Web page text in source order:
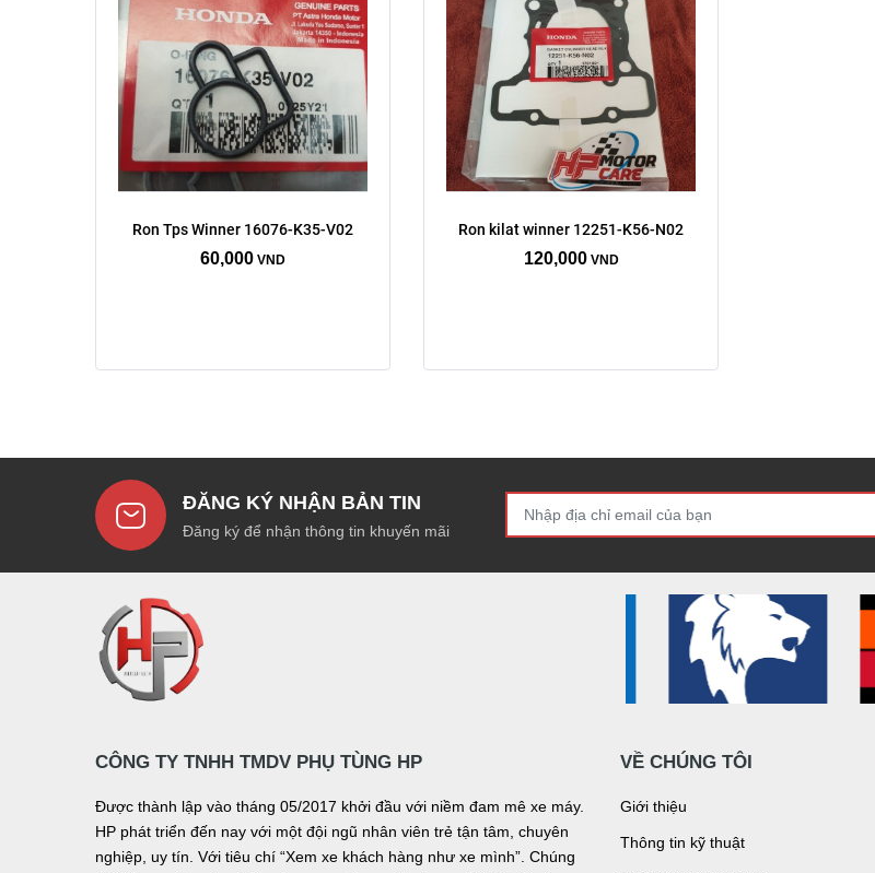
Ron Tps Winner 16076-K35-V02
60,000 VND
Ron kilat winner 12251-K56-N02
120,000 VND
ĐĂNG KÝ NHẬN BẢN TIN
Đăng ký để nhận thông tin khuyến mãi
CÔNG TY TNHH TMDV PHỤ TÙNG HP
Được thành lập vào tháng 05/2017 khởi đầu với niềm đam mê xe máy.
HP phát triển đến nay với một đội ngũ nhân viên trẻ tận tâm, chuyên
nghiệp, uy tín. Với tiêu chí “Xem xe khách hàng như xe mình”. Chúng
VỀ CHÚNG TÔI
Giới thiệu
Thông tin kỹ thuật